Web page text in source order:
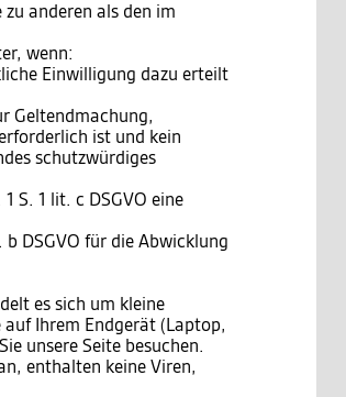
anderen als den im
wenn:
Einwilligung dazu erteilt
Geltendmachung,
ist und kein
schutzwürdiges
S. 1 lit. c DSGVO eine
DSGVO für die Abwicklung
es sich um kleine
Ihrem Endgerät (Laptop,
unsere Seite besuchen.
enthalten keine Viren,